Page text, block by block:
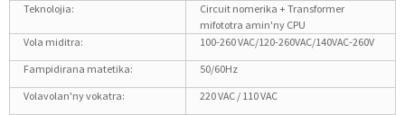
Teknolojia:
Circuit nomerika + Transformer
mifototra amin'ny CPU
Vola miditra:
100-260 VAC/120-260VAC/140VAC-260V
Fampidirana matetika:
50/60Hz
Volavolan'ny vokatra:
220 VAC / 110 VAC